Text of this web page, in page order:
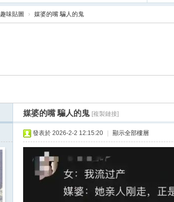
趣味貼圖 › 媒婆的嘴 騙人的鬼
媒婆的嘴 騙人的鬼 [複製鏈接]
發表於 2026-2-2 12:15:20 顯示全部樓層